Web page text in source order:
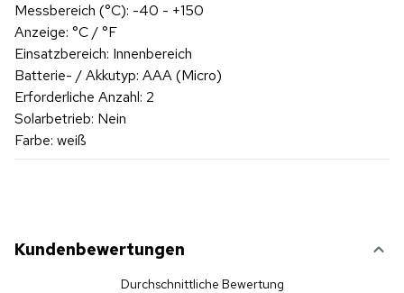
Messbereich (°C): -40 - +150
Anzeige: °C / °F
Einsatzbereich: Innenbereich
Batterie- / Akkutyp: AAA (Micro)
Erforderliche Anzahl: 2
Solarbetrieb: Nein
Farbe: weiß
Kundenbewertungen
Durchschnittliche Bewertung